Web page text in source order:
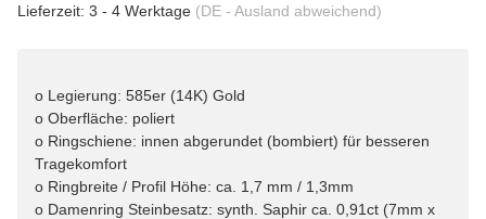
Lieferzeit: 3 - 4 Werktage (DE - Ausland abweichend)
o Legierung: 585er (14K) Gold
o Oberfläche: poliert
o Ringschiene: innen abgerundet (bombiert) für besseren
Tragekomfort
o Ringbreite / Profil Höhe: ca. 1,7 mm / 1,3mm
o Damenring Steinbesatz: synth. Saphir ca. 0,91ct (7mm x